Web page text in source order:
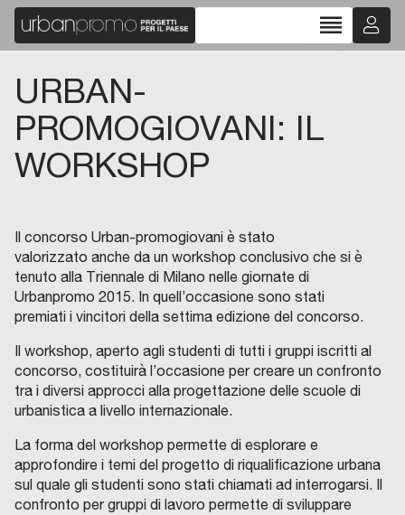
reorder
URBAN-
PROMOGIOVANI: IL
WORKSHOP
Il concorso Urban-promogiovani è stato
valorizzato anche da un workshop conclusivo che si è
tenuto alla Triennale di Milano nelle giornate di
Urbanpromo 2015. In quell’occasione sono stati
premiati i vincitori della settima edizione del concorso.
Il workshop, aperto agli studenti di tutti i gruppi iscritti al
concorso, costituirà l’occasione per creare un confronto
tra i diversi approcci alla progettazione delle scuole di
urbanistica a livello internazionale.
La forma del workshop permette di esplorare e
approfondire i temi del progetto di riqualificazione urbana
sul quale gli studenti sono stati chiamati ad interrogarsi. Il
confronto per gruppi di lavoro permette di sviluppare